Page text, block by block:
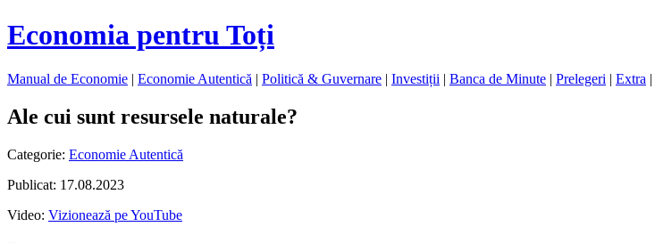
Economia pentru Toți
Manual de Economie | Economie Autentică | Politică & Guvernare | Investiții | Banca de Minute | Prelegeri | Extra |
Ale cui sunt resursele naturale?
Categorie: Economie Autentică
Publicat: 17.08.2023
Video: Vizionează pe YouTube